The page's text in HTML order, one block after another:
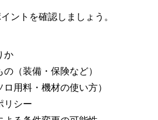
ントを確認しましょう。
か
（装備・保険など）
用料・機材の使い方）
リシー